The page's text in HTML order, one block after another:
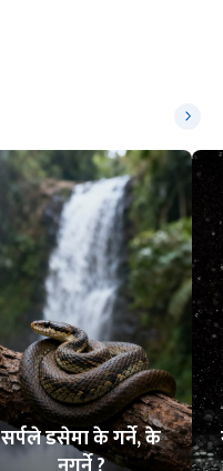
सर्पले डसेमा के गर्ने, के